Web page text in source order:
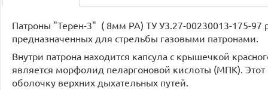
Патроны "Терен-3" ( 8мм PA) ТУ У3.27-00230013-175-
предназначенных для стрельбы газовыми патронами.
Внутри патрона находится капсула с крышечкой
является морфолид пеларгоновой кислоты (МПК).
оболочку верхних дыхательных путей.